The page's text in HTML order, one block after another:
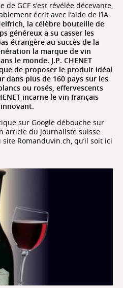
GCF s’est révélée décevante,
écrit avec l’aide de l’IA.
la célèbre bouteille de
généreux a su casser les
étrangère au succès de la
la marque de vin
le monde. J.P. CHENET
de proposer le produit idéal
dans plus de 160 pays sur les
ou rosés, effervescents
incarne le vin français
sur Google débouche sur
article du journaliste suisse
Romanduvin.ch, qu’il soit ici